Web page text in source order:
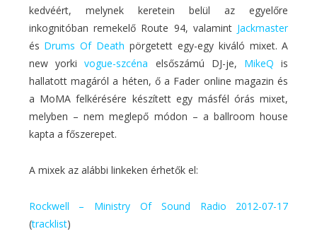
kedvéért, melynek keretein belül az egyelőre
inkognitóban remekelő Route 94, valamint Jackmaster
és Drums Of Death pörgetett egy-egy kiváló mixet. A
new yorkivogue-szcéna elsőszámú DJ-je, MikeQ is
hallatott magáról a héten, ő a Fader online magazin és
a MoMA felkérésére készített egy másfél órás mixet,
melyben – nem meglepő módon – a ballroom house
kapta a főszerepet.
A mixek az alábbi linkeken érhetők el:
Rockwell – Ministry Of Sound Radio 2012-07-17
(tracklist)